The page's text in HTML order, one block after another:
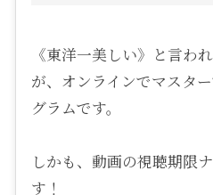
《東洋一美しい》と言わ
が、オンラインでマスタ
グラムです。
しかも、動画の視聴期限
す！